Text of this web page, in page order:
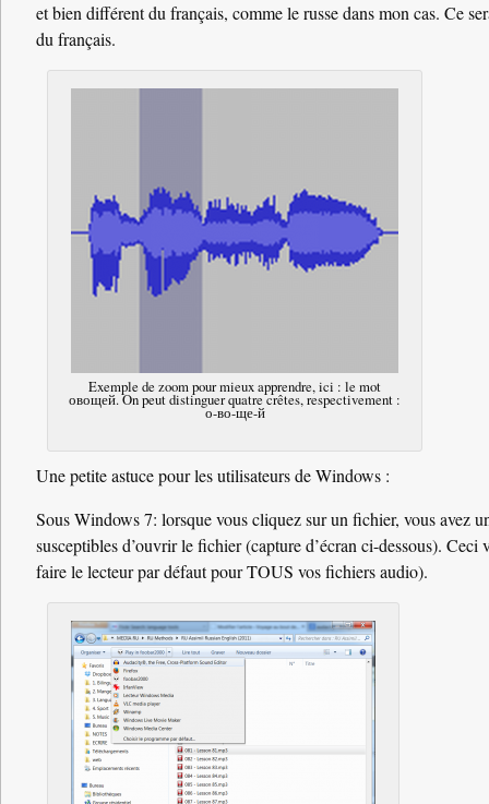
et bien différent du français, comme le russe dans mon cas. Ce
du français.
Exemple de zoom pour mieux apprendre, ici : le mot
овощей. On peut distinguer quatre crêtes, respectivement :
о-во-ще-й
Une petite astuce pour les utilisateurs de Windows :
Sous Windows 7: lorsque vous cliquez sur un fichier, vous avez
susceptibles d’ouvrir le fichier (capture d’écran ci-dessous).
faire le lecteur par défaut pour TOUS vos fichiers audio).